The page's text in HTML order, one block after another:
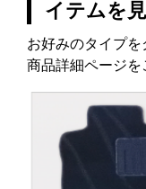
イテムを
お好みのタイプを
商品詳細ページを